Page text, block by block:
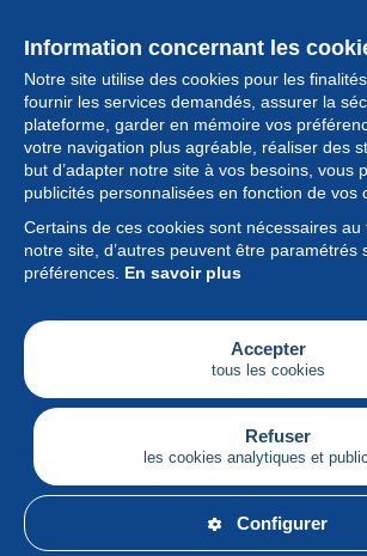
Information concernant les
Notre site utilise des cookies pour les
fournir les services demandés, assurer la
plateforme, garder en mémoire vos
votre navigation plus agréable, réaliser des
but d’adapter notre site à vos besoins, vous
publicités personnalisées en fonction de vos
Certains de ces cookies sont nécessaires
notre site, d’autres peuvent être paramétrés
préférences. En savoir plus
Accepter
tous les cookies
Refuser
les cookies analytiques et
Configurer
Collection
Actualités
Fonctionnalités
Société
Services
Articles